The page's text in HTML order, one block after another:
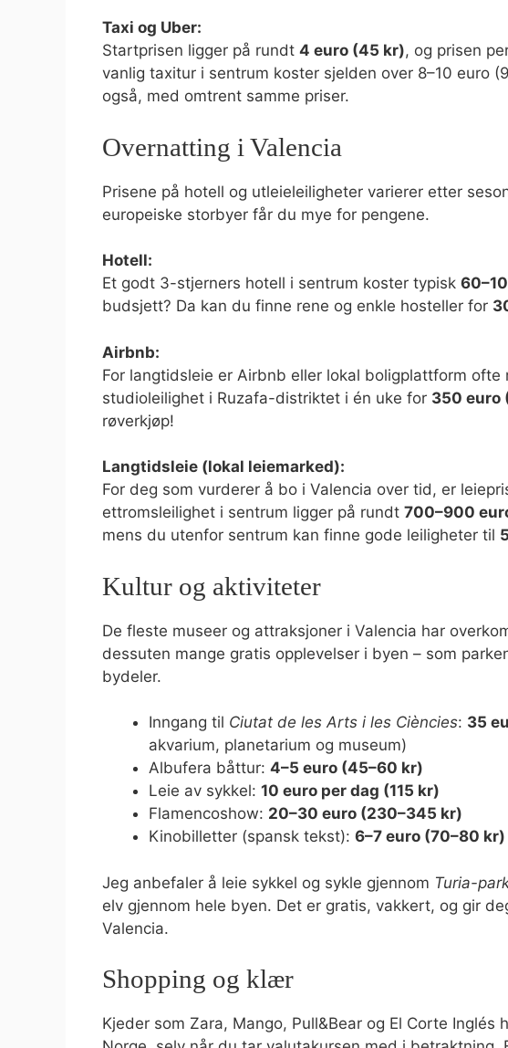
Taxi og Uber:
Startprisen ligger på rundt 4 euro (45 kr), og prisen
vanlig taxitur i sentrum koster sjelden over 8–10 euro
også, med omtrent samme priser.
Overnatting i Valencia
Prisene på hotell og utleieleiligheter varierer etter
europeiske storbyer får du mye for pengene.
Hotell:
Et godt 3-stjerners hotell i sentrum koster typisk
budsjett? Da kan du finne rene og enkle hosteller for
Airbnb:
For langtidsleie er Airbnb eller lokal boligplattform ofte
studioleilighet i Ruzafa-distriktet i én uke for 350 euro
røverkjøp!
Langtidsleie (lokal leiemarked):
For deg som vurderer å bo i Valencia over tid, er
ettromsleilighet i sentrum ligger på rundt 700–900
mens du utenfor sentrum kan finne gode leiligheter til
Kultur og aktiviteter
De fleste museer og attraksjoner i Valencia har
dessuten mange gratis opplevelser i byen – som
bydeler.
Inngang til Ciutat de les Arts i les Ciències: 35
akvarium, planetarium og museum)
Albufera båttur: 4–5 euro (45–60 kr)
Leie av sykkel: 10 euro per dag (115 kr)
Flamencoshow: 20–30 euro (230–345 kr)
Kinobilletter (spansk tekst): 6–7 euro (70–80 kr)
Jeg anbefaler å leie sykkel og sykle gjennom Turia-
elv gjennom hele byen. Det er gratis, vakkert, og gir
Valencia.
Shopping og klær
Kjeder som Zara, Mango, Pull&Bear og El Corte Inglés